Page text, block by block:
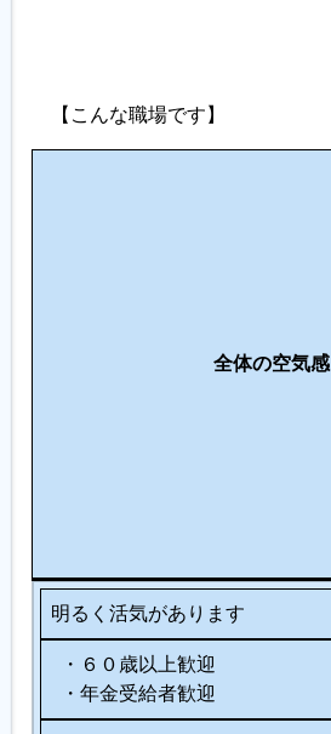
【こんな職場です】
全体の空気感
明るく活気があります
・６０歳以上歓迎
・年金受給者歓迎